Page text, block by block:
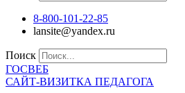
8-800-101-22-85
lansite@yandex.ru
Поиск
ГОСВЕБ
САЙТ-ВИЗИТКА ПЕДАГОГА